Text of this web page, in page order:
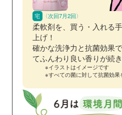
宅 〈次回7月2回〉
柔軟剤を、買う・入れる
上げ！
確かな洗浄力と抗菌効果
てふんわり良い香りが続き
※イラストはイメージです
※すべての菌に対して抗菌効